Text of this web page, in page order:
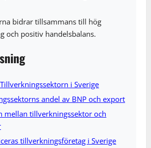
bidrar tillsammans till hög
och positiv handelsbalans.
i Sverige
andel av BNP och export
mellan tillverkningssektor och
tillverkningsföretag i Sverige